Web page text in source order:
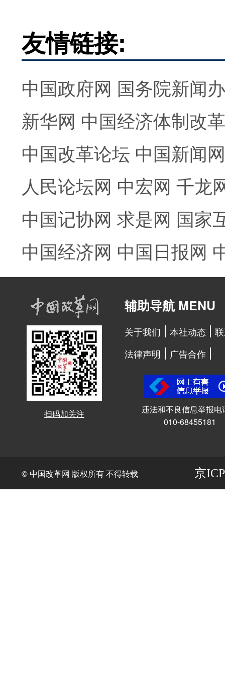
友情链接:
中国政府网 国务院新闻
新华网 中国经济体制改
中国改革论坛 中国新闻网
人民论坛网 中宏网 千龙
中国记协网 求是网 国家
中国经济网 中国日报网
扫码加关注
辅助导航 MENU
关于我们 本社动态
法律声明
广告合作
违法和不良信息举报电
010-68455181
© 中国改革网 版权所有 不得转载 京